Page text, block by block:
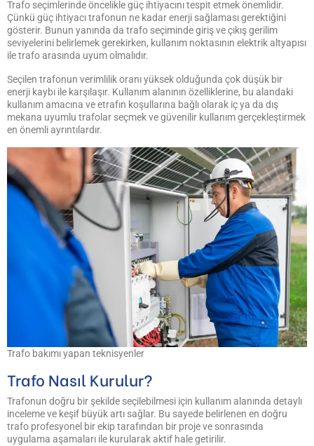
Trafo seçimlerinde öncelikle güç ihtiyacını tespit etmek önemlidir.
Çünkü güç ihtiyacı trafonun ne kadar enerji sağlaması gerektiğini
gösterir. Bunun yanında da trafo seçiminde giriş ve çıkış gerilim
seviyelerini belirlemek gerekirken, kullanım noktasının elektrik altyapısı
ile trafo arasında uyum olmalıdır.
Seçilen trafonun verimlilik oranı yüksek olduğunda çok düşük bir
enerji kaybı ile karşılaşır. Kullanım alanının özelliklerine, bu alandaki
kullanım amacına ve etrafın koşullarına bağlı olarak iç ya da dış
mekana uyumlu trafolar seçmek ve güvenilir kullanım gerçekleştirmek
en önemli ayrıntılardır.
Trafo bakımı yapan teknisyenler
Trafo Nasıl Kurulur?
Trafonun doğru bir şekilde seçilebilmesi için kullanım alanında detaylı
inceleme ve keşif büyük artı sağlar. Bu sayede belirlenen en doğru
trafo profesyonel bir ekip tarafından bir proje ve sonrasında
uygulama aşamaları ile kurularak aktif hale getirilir.